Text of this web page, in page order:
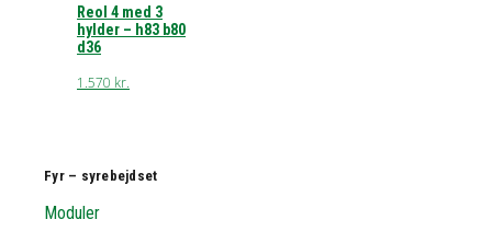
Reol 4 med 3
hylder – h83 b80
d36
1.570 kr.
Fyr – syrebejdset
Moduler